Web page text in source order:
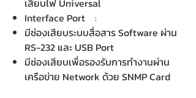
เสียบไฟ Universal
Interface Port :
มีช่องเสียบระบบสื่อสาร Software ผ่าน
RS-232 และ USB Port
มีช่องเสียบเพื่อรองรับการทำงานผ่าน
เครือข่าย Network ด้วย SNMP Card